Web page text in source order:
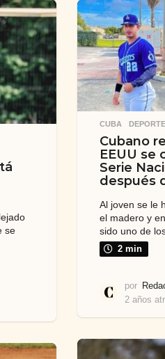
se
CUBA ,
Cubano
EEUU se
Serie
después
Al joven se le
el madero y
sido uno de
2 min
por
2 años